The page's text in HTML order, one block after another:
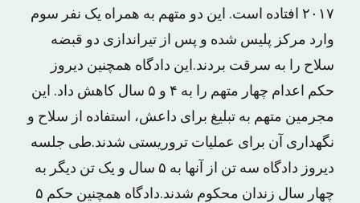
۲۰۱۷ افتاده است. این دو متهم به همراه یک نفر سوم
وارد مرکز پلیس شده و پس از تیراندازی دو قبضه
سلاح را به سرقت بردند.این دادگاه همچنین دیروز
حکم اعدام چهار متهم را به ۴ و ۵ سال کاهش داد. این
مجرمین متهم به تبلیغ برای داعش، استفاده از سلاح و
نگهداری آن برای عملیات تروریستی شدند.طی جلسه
دیروز دادگاه سه تن از آنها به ۵ سال و یک تن دیگر به
چهار سال زندان محکوم شدند.دادگاه همچنین حکم ۵